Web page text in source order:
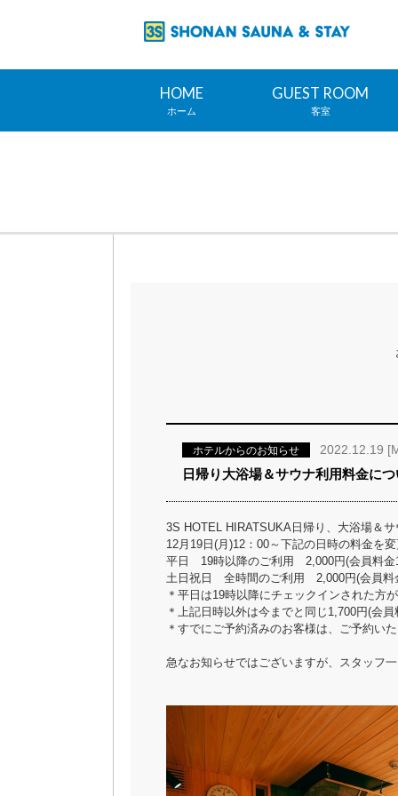
HOME
ホーム
GUEST ROOM
客室
ホテルからのお知らせ
2022.12.19
日帰り大浴場＆サウナ利用料金に
3S HOTEL HIRATSUKA日帰り、大浴場＆
12月19日(月)12：00～下記の日時の料金を
平日 19時以降のご利用 2,000円(会員料金
土日祝日 全時間のご利用 2,000円(会員料
＊平日は19時以降にチェックインされた方
＊上記日時以外は今までと同じ1,700円(会
＊すでにご予約済みのお客様は、ご予約い
急なお知らせではございますが、スタッフ